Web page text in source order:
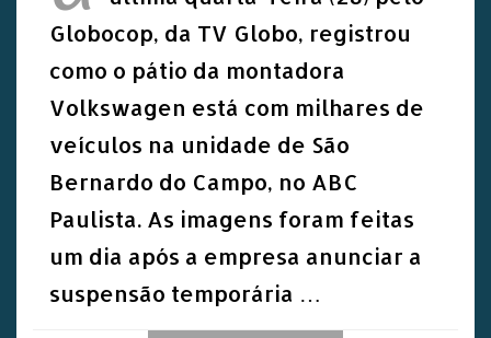
Globocop, da TV Globo, registrou
como o pátio da montadora
Volkswagen está com milhares de
veículos na unidade de São
Bernardo do Campo, no ABC
Paulista. As imagens foram feitas
um dia após a empresa anunciar a
suspensão temporária …